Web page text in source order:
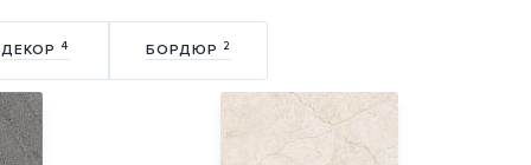
ДЕКОР 4 БОРДЮР 2